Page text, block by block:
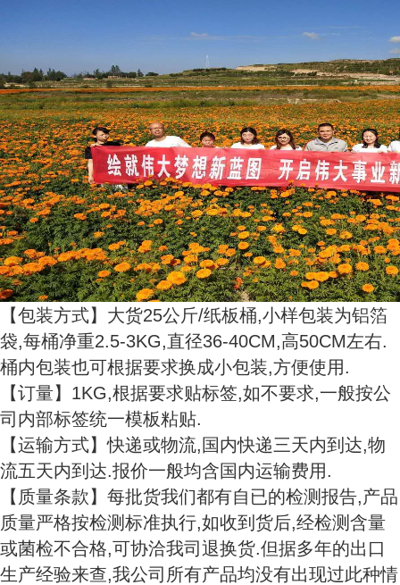
【包装方式】大货25公斤/纸板桶,小样包装为铝箔
袋,每桶净重2.5-3KG,直径36-40CM,高50CM左右.
桶内包装也可根据要求换成小包装,方便使用.
【订量】1KG,根据要求贴标签,如不要求,一般按公
司内部标签统一模板粘贴.
【运输方式】快递或物流,国内快递三天内到达,物
流五天内到达.报价一般均含国内运输费用.
【质量条款】每批货我们都有自已的检测报告,产品
质量严格按检测标准执行,如收到货后,经检测含量
或菌检不合格,可协洽我司退换货.但据多年的出口
生产经验来查,我公司所有产品均没有出现过此种情